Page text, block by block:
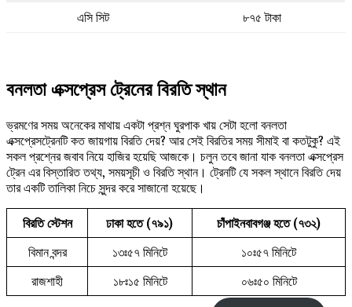
এসি সিট ৮৭৫ টাকা
বনলতা এক্সপ্রেস ট্রেনের বিরতি স্থান
ভ্রমণের সময় অনেকের মাথায় একটা প্রশ্ন ঘুরপাক খায় সেটা হলো বনলতা
এক্সপ্রেসট্রেনটি কত জায়গায় বিরতি দেয়? আর সেই বিরতির সময় সীমাই বা কতটুকু? এই
সকল প্রশ্নের জবাব নিয়ে হাজির হয়েছি আজকে। চলুন তবে জানা যাক বনলতা এক্সপ্রেস
ট্রেন এর বিস্তারিত তথ্য, সময়সূচী ও বিরতি স্থান। ট্রেনটি যে সকল স্থানে বিরতি দেয়
তার একটি তালিকা নিচে সুন্দর করে সাজানো হয়েছে।
বিরতি স্টেশন ঢাকা হতে (৭৯১)
চাঁপাইনবাবগঞ্জ হতে (৭৩২)
বিমান বন্দর
১৩ঃ৫৭ মিনিটে
১০ঃ৫৭ মিনিটে
রাজশাহী
১৮ঃ১৫ মিনিটে ০৬ঃ৫০ মিনিটে